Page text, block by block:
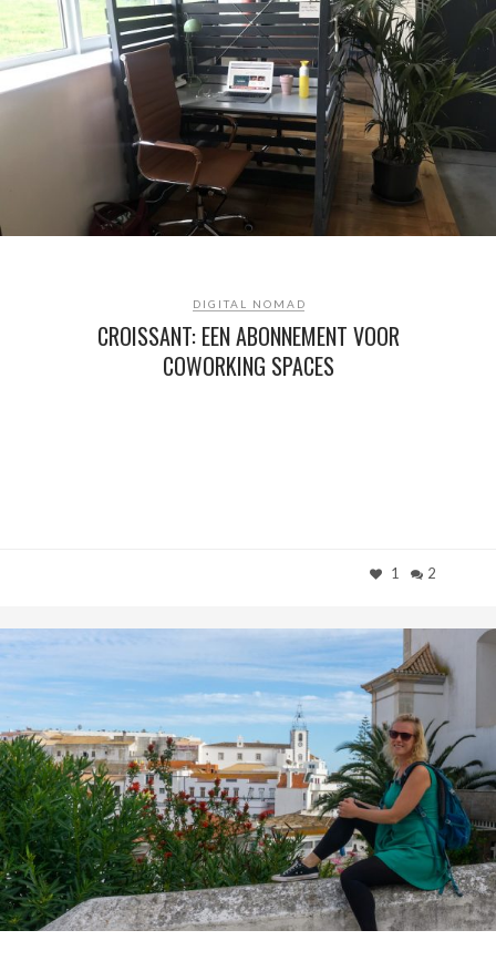
DIGITAL NOMAD
CROISSANT: EEN ABONNEMENT VOOR
COWORKING SPACES
1 2